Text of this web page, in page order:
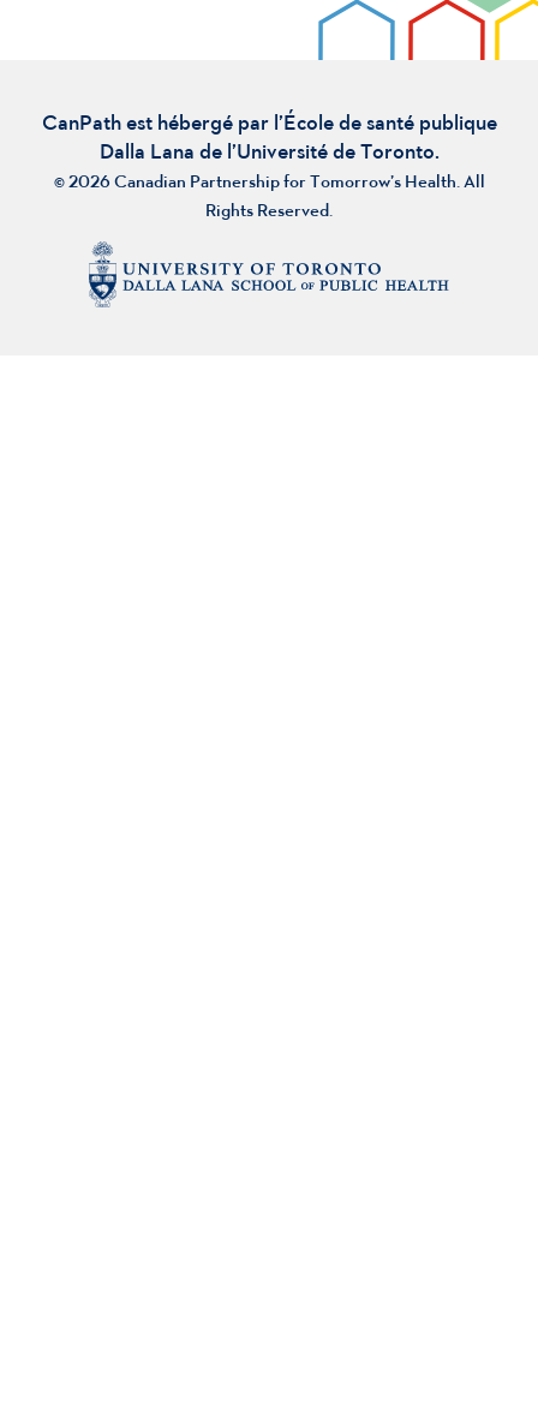
CanPath est hébergé par l’École de santé publique
Dalla Lana de l’Université de Toronto.
© 2026 Canadian Partnership for Tomorrow’s Health. All
Rights Reserved.